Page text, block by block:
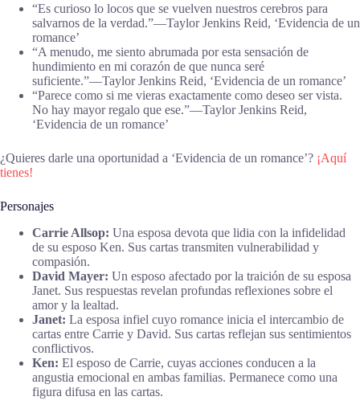
“Es curioso lo locos que se vuelven nuestros cerebros para
salvarnos de la verdad.”―Taylor Jenkins Reid, ‘Evidencia de un
romance’
“A menudo, me siento abrumada por esta sensación de
hundimiento en mi corazón de que nunca seré
suficiente.”―Taylor Jenkins Reid, ‘Evidencia de un romance’
“Parece como si me vieras exactamente como deseo ser vista.
No hay mayor regalo que ese.”―Taylor Jenkins Reid,
‘Evidencia de un romance’
¿Quieres darle una oportunidad a ‘Evidencia de un romance’? ¡Aquí
tienes!
Personajes
Carrie Allsop: Una esposa devota que lidia con la infidelidad
de su esposo Ken. Sus cartas transmiten vulnerabilidad y
compasión.
David Mayer: Un esposo afectado por la traición de su esposa
Janet. Sus respuestas revelan profundas reflexiones sobre el
amor y la lealtad.
Janet: La esposa infiel cuyo romance inicia el intercambio de
cartas entre Carrie y David. Sus cartas reflejan sus sentimientos
conflictivos.
Ken: El esposo de Carrie, cuyas acciones conducen a la
angustia emocional en ambas familias. Permanece como una
figura difusa en las cartas.